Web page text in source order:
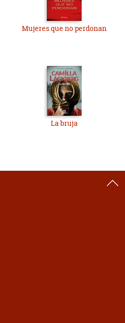
Mujeres que no perdonan
La bruja